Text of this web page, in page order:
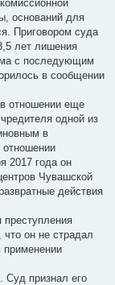
оснований для
Приговором суда
лет лишения
с последующим
в сообщении
в отношении еще
одной из
в
отношении
2017 года он
Чувашской
действия
он не страдал
применении
Суд признал его